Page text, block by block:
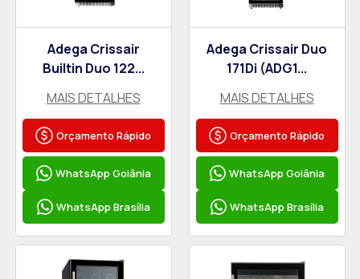
Adega Crissair
Builtin Duo 122...
MAIS DETALHES
Orçamento Rápido
WhatsApp Goiânia
WhatsApp Brasília
Adega Crissair Duo
171Di (ADG1...
MAIS DETALHES
Orçamento Rápido
WhatsApp Goiânia
WhatsApp Brasília